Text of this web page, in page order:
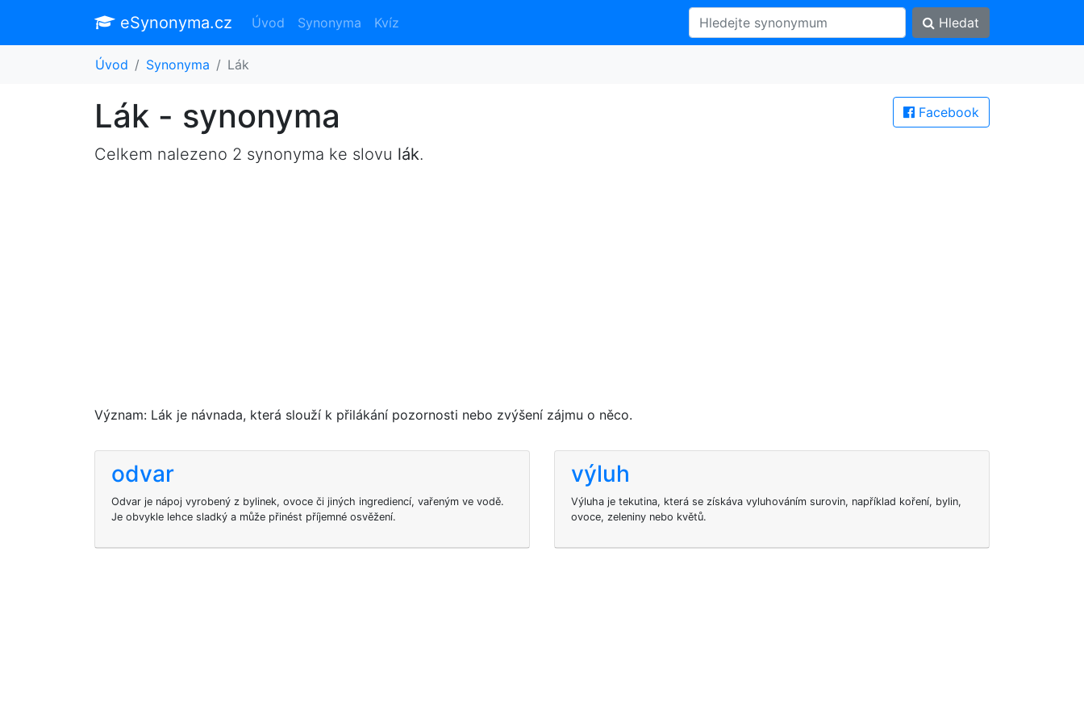
eSynonyma.cz Úvod Synonyma Kvíz Hledat
Úvod Synonyma Lák
Facebook
Lák - synonyma
Celkem nalezeno 2 synonyma ke slovu lák.
Význam: Lák je návnada, která slouží k přilákání pozornosti nebo zvýšení zájmu o něco.
odvar
Odvar je nápoj vyrobený z bylinek, ovoce či jiných ingrediencí, vařeným ve vodě.
Je obvykle lehce sladký a může přinést příjemné osvěžení.
výluh
Výluha je tekutina, která se získáva vyluhováním surovin, například koření, bylin,
ovoce, zeleniny nebo květů.